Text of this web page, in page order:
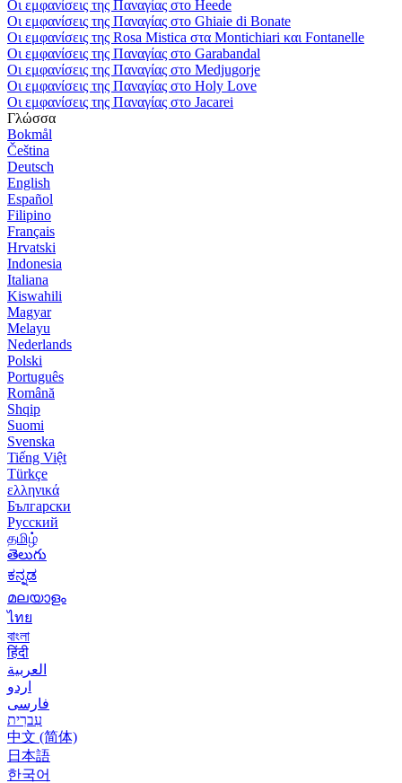
Οι εμφανίσεις της Παναγίας στο Heede
Οι εμφανίσεις της Παναγίας στο Ghiaie di Bonate
Οι εμφανίσεις της Rosa Mistica στα Montichiari και Fontanelle
Οι εμφανίσεις της Παναγίας στο Garabandal
Οι εμφανίσεις της Παναγίας στο Medjugorje
Οι εμφανίσεις της Παναγίας στο Holy Love
Οι εμφανίσεις της Παναγίας στο Jacarei
Γλώσσα
Bokmål
Čeština
Deutsch
English
Español
Filipino
Français
Hrvatski
Indonesia
Italiana
Kiswahili
Magyar
Melayu
Nederlands
Polski
Português
Română
Shqip
Suomi
Svenska
Tiếng Việt
Türkçe
ελληνικά
Български
Русский
தமிழ்
తెలుగు
ಕನ್ನಡ
മലയാളം
ไทย
বাংলা
हिंदी
العربية
اردو
فارسی
עִברִית
中文 (简体)
日本語
한국어